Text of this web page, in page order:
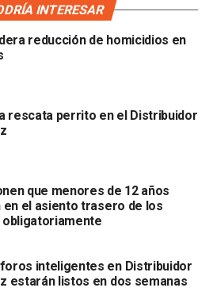
una mujer deambulando por los
al lugar y se percataron de
sentada en el barandal, a
Los oficiales dialogaron con la
años y que se encontraba en
depresión.
INTERESAR
reducción de homicidios en
rescata perrito en el Distribuidor
que menores de 12 años
en el asiento trasero de los
obligatoriamente
inteligentes en Distribuidor
estarán listos en dos semanas